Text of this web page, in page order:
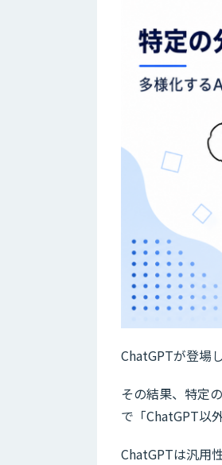
ChatGPTが登場
その結果、特定
で「ChatGPT以
ChatGPTは汎用